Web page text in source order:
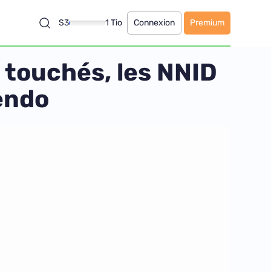
S3 1 Tio Connexion Premium
les NNID